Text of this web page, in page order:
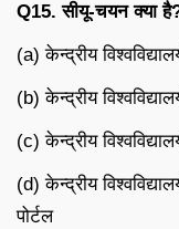
Q15.सीयू-चयन क्या है
(a) केन्द्रीय
(b) केन्द्रीय
(c) केन्द्रीय
(d) केन्द्रीय
पोर्टल